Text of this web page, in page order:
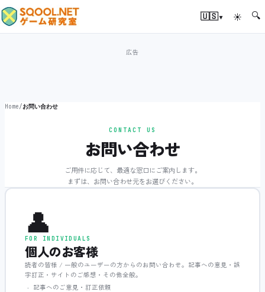
🇺🇸▾ ☀ 🔍
Home/お問い合わせ
CONTACT US
お問い合わせ
ご用件に応じて、最適な窓口にご案内します。
まずは、お問い合わせ元をお選びください。
👤
FOR INDIVIDUALS
個人のお客様
読者の皆様 / 一般のユーザーの方からのお問い合わせ。記事への意見・誤
字訂正・サイトのご感想・その他全般。
記事へのご意見・訂正依頼